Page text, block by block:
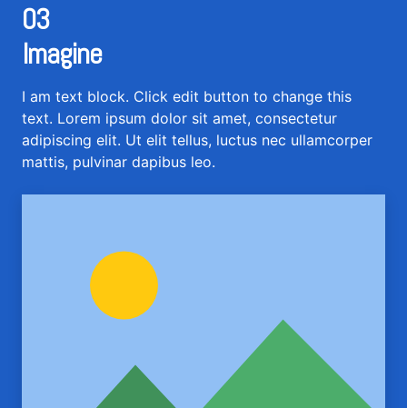
03
Imagine
I am text block. Click edit button to change this
text. Lorem ipsum dolor sit amet, consectetur
adipiscing elit. Ut elit tellus, luctus nec ullamcorper
mattis, pulvinar dapibus leo.